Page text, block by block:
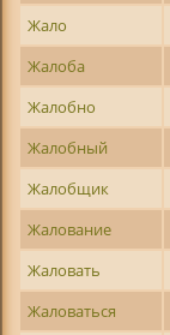
Жало
Жалоба
Жалобно
Жалобный
Жалобщик
Жалование
Жаловать
Жаловаться